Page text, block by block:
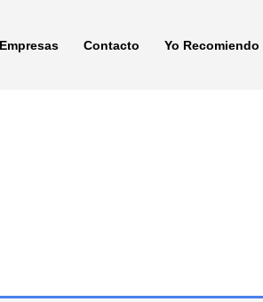
Contacto Yo Recomiendo